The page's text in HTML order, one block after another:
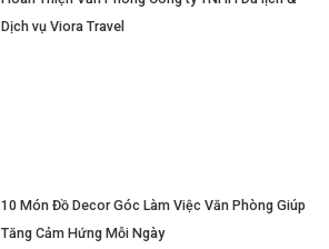
Dịch vụ Viora Travel
10 Món Đồ Decor Góc Làm Việc Văn Phòng Giúp
Tăng Cảm Hứng Mỗi Ngày